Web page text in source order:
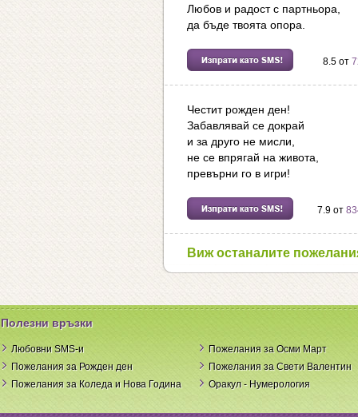
Любов и радост с партньора,
да бъде твоята опора.
8.5 от
Честит рожден ден!
Забавлявай се докрай
и за друго не мисли,
не се впрягай на живота,
превърни го в игри!
7.9 от
Виж останалите
Полезни връзки
Любовни SMS-и
Пожелания за Рожден ден
Пожелания за Коледа и Нова Година
Пожелания за Осми Март
Пожелания за Свети Валентин
Оракул - Нумерология